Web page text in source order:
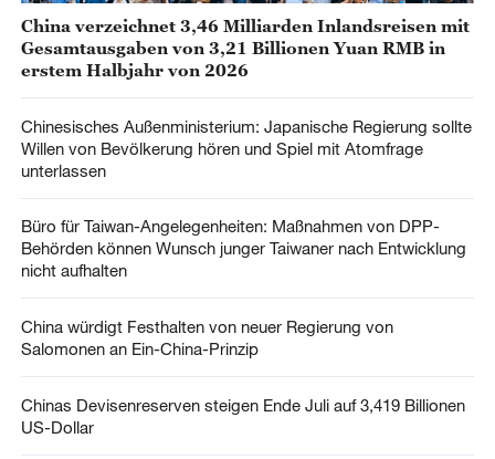
China verzeichnet 3,46 Milliarden Inlandsreisen mit
Gesamtausgaben von 3,21 Billionen Yuan RMB in
erstem Halbjahr von 2026
Chinesisches Außenministerium: Japanische Regierung sollte
Willen von Bevölkerung hören und Spiel mit Atomfrage
unterlassen
Büro für Taiwan-Angelegenheiten: Maßnahmen von DPP-
Behörden können Wunsch junger Taiwaner nach Entwicklung
nicht aufhalten
China würdigt Festhalten von neuer Regierung von
Salomonen an Ein-China-Prinzip
Chinas Devisenreserven steigen Ende Juli auf 3,419 Billionen
US-Dollar